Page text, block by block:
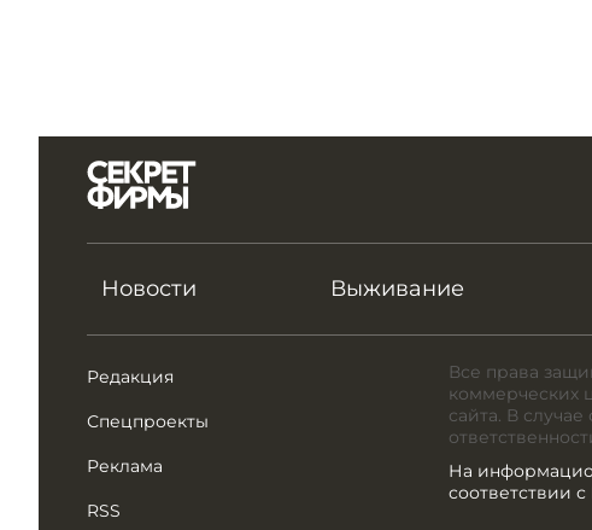
Новости Выживание
Редакция
Спецпроекты
Реклама
RSS
Все права
коммерческих
сайта. В
На
соответствии